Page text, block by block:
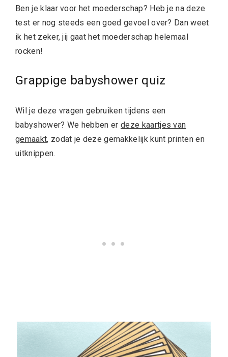
Ben je klaar voor het moederschap? Heb je na deze
test er nog steeds een goed gevoel over? Dan weet
ik het zeker, jij gaat het moederschap helemaal
rocken!
Grappige babyshower quiz
Wil je deze vragen gebruiken tijdens een
babyshower? We hebben erdeze kaartjes van
gemaakt, zodat je deze gemakkelijk kunt printen en
uitknippen.